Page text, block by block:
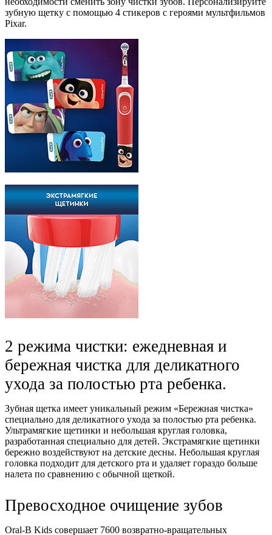
зубную щетку с помощью 4 стикеров с героями мультфильмов
Pixar.
2 режима чистки: ежедневная и
бережная чистка для деликатного
ухода за полостью рта ребенка.
Зубная щетка имеет уникальный режим «Бережная чистка»
специально для деликатного ухода за полостью рта ребенка.
Ультрамягкие щетинки и небольшая круглая головка,
разработанная специально для детей. Экстрамягкие щетинки
бережно воздействуют на детские десны. Небольшая круглая
головка подходит для детского рта и удаляет гораздо больше
налета по сравнению с обычной щеткой.
Превосходное очищение зубов
Oral-B Kids совершает 7600 возвратно-вращательных